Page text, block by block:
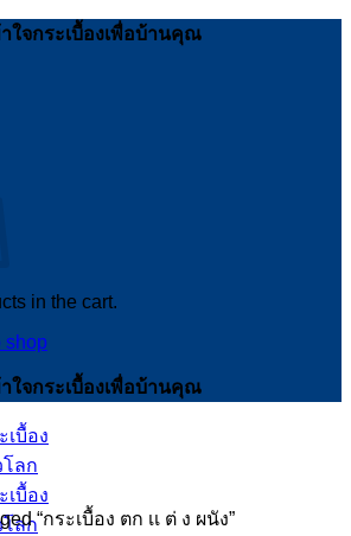
ใจกระเบื้องเพื่อบ้านคุณ
in the cart.
shop
ใจกระเบื้องเพื่อบ้านคุณ
“กระเบื้อง ตก เเ ต่ ง ผนัง”